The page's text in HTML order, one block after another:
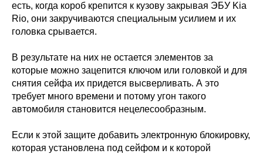
есть, когда короб крепится к кузову закрывая ЭБУ Kia
Rio, они закручиваются специальным усилием и их
головка срывается.
В результате на них не остается элементов за
которые можно зацепится ключом или головкой и для
снятия сейфа их придется высверливать. А это
требует много времени и потому угон такого
автомобиля становится нецелесообразным.
Если к этой защите добавить электронную блокировку,
которая установлена под сейфом и к которой